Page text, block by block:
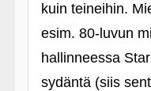
kuin teineihin.
esim. 80-luvun
hallinneessa
sydäntä (siis